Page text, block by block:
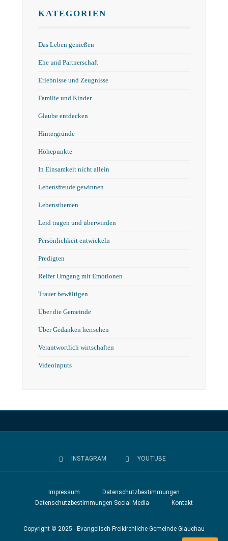
KATEGORIEN
Das Leben genießen
Ehe und Partnerschaft
Erlebnisse und Zeugnisse
Familie und Kinder
Glaube entdecken
Hintergründe
Höhepunkte
In Einsamkeit nicht allein
Lebensfreude gewinnen
Lebensthemen
Leid tragen und überwinden
Persönlichkeit entwickeln
Predigten
Reifer Umgang mit Emotionen
Trauer bewältigen
Über die Gemeinde
Über Gedanken herrschen
Verantwortlich wirtschaften
Videoinputs
INSTAGRAM YOUTUBE
Impressum
Datenschutzbestimmungen
Datenschutzbestimmungen Social Media
Kontakt
Copyright © 2025 - Evangelisch-Freikirchliche Gemeinde Glauchau